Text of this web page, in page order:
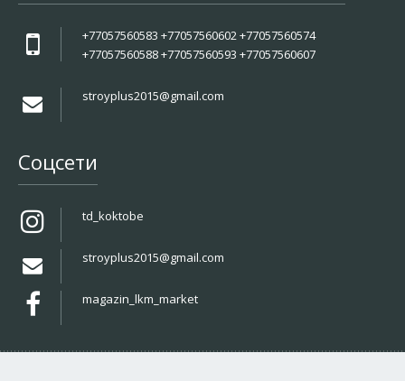
+77057560583 +77057560602 +77057560574
+77057560588 +77057560593 +77057560607
stroyplus2015@gmail.com
Соцсети
td_koktobe
stroyplus2015@gmail.com
magazin_lkm_market